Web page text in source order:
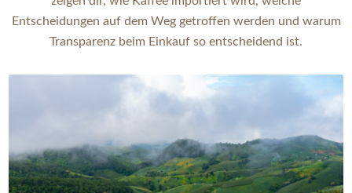
Entscheidungen auf dem Weg getroffen werden und warum
Transparenz beim Einkauf so entscheidend ist.